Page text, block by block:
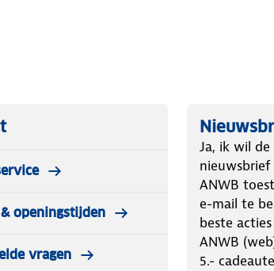
voor gebruik. Deze behandeling
roestvrijstalen handvat maakt
traditionele functionaliteit met een
binnen als buiten, is deze pan een
met gietijzer.
openingstijden
vragen
Ja, ik wil de
ANWB
e-mail te
beste
ANWB
5.-